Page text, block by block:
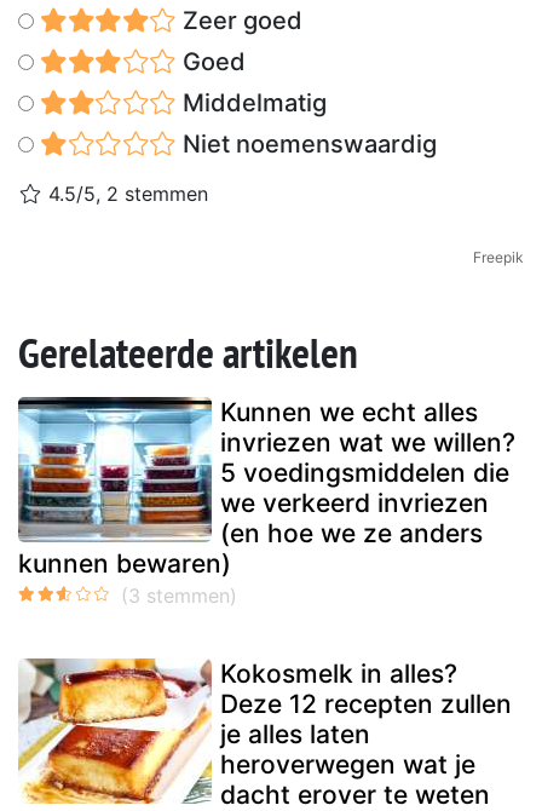
Zeer goed
Goed
Middelmatig
Niet noemenswaardig
4.5/5, 2 stemmen
Freepik
Gerelateerde artikelen
Kunnen we echt alles
invriezen wat we willen?
5 voedingsmiddelen die
we verkeerd invriezen
(en hoe we ze anders
kunnen bewaren)
Kokosmelk in alles?
Deze 12 recepten zullen
je alles laten
heroverwegen wat je
dacht erover te weten